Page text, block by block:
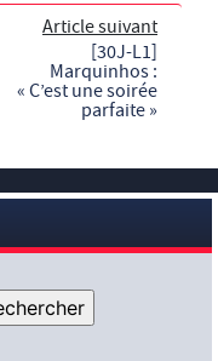
Article suivant
[30J-L1]
Marquinhos :
« C’est une soirée
parfaite »